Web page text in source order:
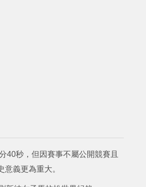
40秒，但因賽事不屬公開競賽且
義更為重大。